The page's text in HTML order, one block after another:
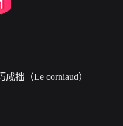
成拙（Le corniaud）